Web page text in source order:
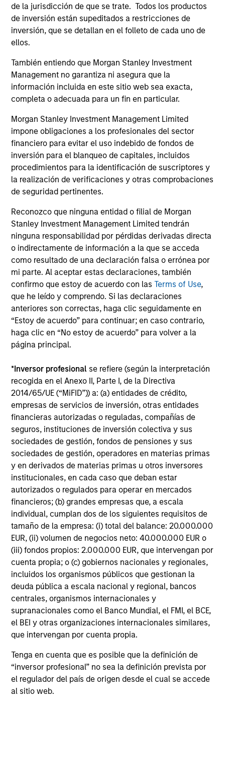
de la jurisdicción de que se trate. Todos los productos
de inversión están supeditados a restricciones de
inversión, que se detallan en el folleto de cada uno de
ellos.
También entiendo que Morgan Stanley Investment
Management no garantiza ni asegura que la
información incluida en este sitio web sea exacta,
completa o adecuada para un fin en particular.
Morgan Stanley Investment Management Limited
impone obligaciones a los profesionales del sector
financiero para evitar el uso indebido de fondos de
inversión para el blanqueo de capitales, incluidos
procedimientos para la identificación de suscriptores y
la realización de verificaciones y otras comprobaciones
de seguridad pertinentes.
Reconozco que ninguna entidad o filial de Morgan
Stanley Investment Management Limited tendrán
ninguna responsabilidad por pérdidas derivadas directa
o indirectamente de información a la que se acceda
como resultado de una declaración falsa o errónea por
mi parte. Al aceptar estas declaraciones, también
confirmo que estoy de acuerdo con lasTerms of Use,
que he leído y comprendo. Si las declaraciones
anteriores son correctas, haga clic seguidamente en
“Estoy de acuerdo” para continuar; en caso contrario,
haga clic en “No estoy de acuerdo” para volver a la
página principal.
*Inversor profesional se refiere (según la interpretación
recogida en el Anexo II, Parte I, de la Directiva
2014/65/UE (“MiFID”)) a: (a) entidades de crédito,
empresas de servicios de inversión, otras entidades
financieras autorizadas o reguladas, compañías de
seguros, instituciones de inversión colectiva y sus
sociedades de gestión, fondos de pensiones y sus
sociedades de gestión, operadores en materias primas
y en derivados de materias primas u otros inversores
institucionales, en cada caso que deban estar
autorizados o regulados para operar en mercados
financieros; (b) grandes empresas que, a escala
individual, cumplan dos de los siguientes requisitos de
tamaño de la empresa: (i) total del balance: 20.000.000
EUR, (ii) volumen de negocios neto: 40.000.000 EUR o
(iii) fondos propios: 2.000.000 EUR, que intervengan por
cuenta propia; o (c) gobiernos nacionales y regionales,
incluidos los organismos públicos que gestionan la
deuda pública a escala nacional y regional, bancos
centrales, organismos internacionales y
supranacionales como el Banco Mundial, el FMI, el BCE,
el BEI y otras organizaciones internacionales similares,
que intervengan por cuenta propia.
Tenga en cuenta que es posible que la definición de
“inversor profesional” no sea la definición prevista por
el regulador del país de origen desde el cual se accede
al sitio web.
de resultados futuros. La rentabilidad puede
aumentar o disminuir como consecuencia de las
fluctuaciones de las divisas. Todos los datos de
rentabilidad corresponden al valor liquidativo al
inicio y al final del periodo, son netos de
comisiones, y no tienen en cuenta las comisiones
y costes incurridos en la emisión y reembolso de
participaciones. La fuente de todas las cifras de
rentabilidad y los datos del índice es Morgan
Stanley Investment Management.Por favorhaga
clic aquípara obtener información adicional sobre
rentabilidad e información importante que debería
leer atentamente.
Los gastos corrientesreflejan los pagos y gastos
asumidos durante el funcionamiento del fondo y se
deducen de los activos del fondo durante el período.
Incluye las comisiones pagadas por gestión de
inversiones (comisión de gestión), las del depositario y
los gastos administrativos.
Rentabilidades totales
anuales medias
Perfil de riesgo y
remuneración
Loading
Composición 4
Características de la
cartera
A fecha de